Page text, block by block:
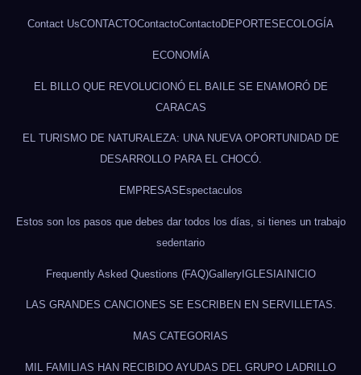
Contact UsCONTACTOContactoContactoDEPORTES ECOLOGÍA
ECONOMÍA
EL BILLO QUE REVOLUCIONÓ EL BAILE SE ENAMORÓ DE
CARACAS
EL TURISMO DE NATURALEZA: UNA NUEVA OPORTUNIDAD DE
DESARROLLO PARA EL CHOCÓ.
EMPRESAS Espectaculos
Estos son los pasos que debes dar todos los días, si tienes un trabajo
sedentario
Frequently Asked Questions (FAQ)GalleryIGLESIAINICIO
LAS GRANDES CANCIONES SE ESCRIBEN EN SERVILLETAS.
MAS CATEGORIAS
MIL FAMILIAS HAN RECIBIDO AYUDAS DEL GRUPO LADRILLO